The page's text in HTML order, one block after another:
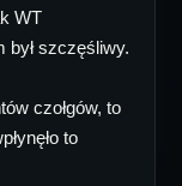
WT
był szczęśliwy.
czołgów, to
to